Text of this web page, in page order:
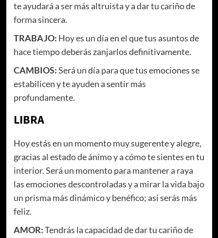
te ayudará a ser más altruista y a dar tu cariño de
forma sincera.
TRABAJO: Hoy es un día en el que tus asuntos de
hace tiempo deberás zanjarlos definitivamente.
CAMBIOS:Será un día para que tus emociones se
estabilicen y te ayuden a sentir más
profundamente.
LIBRA
Hoy estás en un momento muy sugerente y alegre,
gracias al estado de ánimo y a cómo te sientes en tu
interior. Será un momento para mantener a raya
las emociones descontroladas y a mirar la vida bajo
un prisma más dinámico y benéfico; así serás más
feliz.
AMOR:Tendrás la capacidad de dar tu cariño de